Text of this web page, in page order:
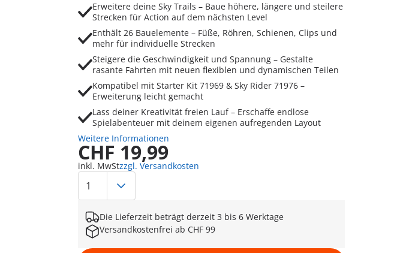
Erweitere deine Sky Trails – Baue höhere, längere und steilere
Strecken für Action auf dem nächsten Level
Enthält 26 Bauelemente – Füße, Röhren, Schienen, Clips und
mehr für individuelle Strecken
Steigere die Geschwindigkeit und Spannung – Gestalte
rasante Fahrten mit neuen flexiblen und dynamischen Teilen
Kompatibel mit Starter Kit 71969 & Sky Rider 71976 –
Erweiterung leicht gemacht
Lass deiner Kreativität freien Lauf – Erschaffe endlose
Spielabenteuer mit deinem eigenen aufregenden Layout
Weitere Informationen
CHF 19,99
inkl. MwStzzgl. Versandkosten
Die Lieferzeit beträgt derzeit 3 bis 6 Werktage
Versandkostenfrei ab CHF 99